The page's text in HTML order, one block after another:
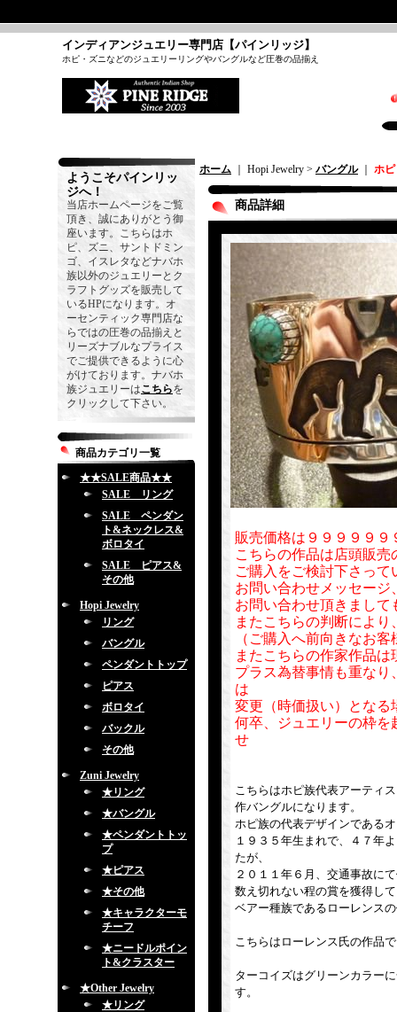
インディアンジュエリー専門店【パインリッジ】
ホピ・ズニなどのジュエリーリングやバングルなど圧巻の品揃え
ようこそパインリッ
ジへ！
当店ホームページをご覧
頂き、誠にありがとう御
座います。こちらはホ
ピ、ズニ、サントドミン
ゴ、イスレタなどナバホ
族以外のジュエリーとク
ラフトグッズを販売して
いるHPになります。オ
ーセンティック専門店な
らではの圧巻の品揃えと
リーズナブルなプライス
でご提供できるように心
がけております。ナバホ
族ジュエリーはこちらを
クリックして下さい。
商品カテゴリ一覧
★★SALE商品★★
SALE リング
SALE ペンダン
ト&ネックレス&
ボロタイ
SALE ピアス&
その他
Hopi Jewelry
リング
バングル
ペンダントトップ
ピアス
ボロタイ
バックル
その他
Zuni Jewelry
★リング
★バングル
★ペンダントトッ
プ
★ピアス
★その他
★キャラクターモ
チーフ
★ニードルポイン
ト&クラスター
★Other Jewelry
★リング
ホーム ｜ Hopi Jewelry > バングル｜ ホ
商品詳細
販売価格は９９９９９
こちらの作品は店頭販
ご購入をご検討下さっ
お問い合わせメッセー
お問い合わせ頂きまし
またこちらの判断によ
（ご購入へ前向きなお
またこちらの作家作品
プラス為替事情も重な
は
変更（時価扱い）となる
何卒、ジュエリーの枠を
せ
こちらはホピ族代表アーティ
作バングルになります。
ホピ族の代表デザインである
１９３５年生まれで、４７年
たが、
２０１１年６月、交通事故に
数え切れない程の賞を獲得し
ベアー種族であるローレンス
こちらはローレンス氏の作品
ターコイズはグリーンカラー
す。